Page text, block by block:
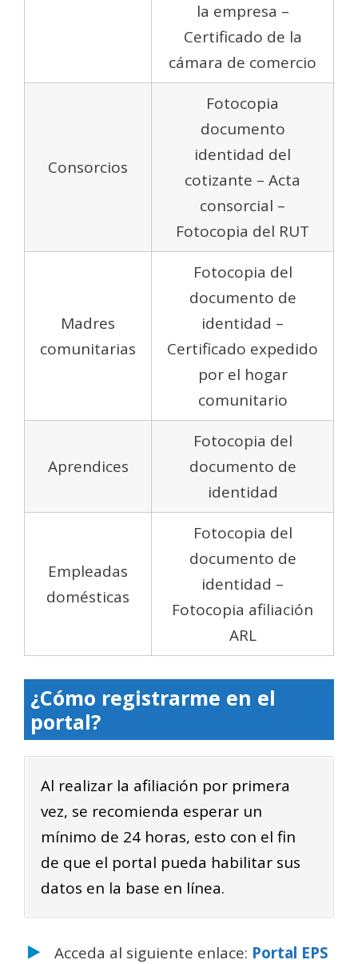
la empresa –
Certificado de la
cámara de comercio
Consorcios
Fotocopia
documento
identidad del
cotizante – Acta
consorcial –
Fotocopia del RUT
Madres
comunitarias
Fotocopia del
documento de
identidad –
Certificado expedido
por el hogar
comunitario
Aprendices
Fotocopia del
documento de
identidad
Empleadas
domésticas
Fotocopia del
documento de
identidad –
Fotocopia afiliación
ARL
¿Cómo registrarme en el
portal?
Al realizar la afiliación por primera
vez, se recomienda esperar un
mínimo de 24 horas, esto con el fin
de que el portal pueda habilitar sus
datos en la base en línea.
Acceda al siguiente enlace: Portal EPS